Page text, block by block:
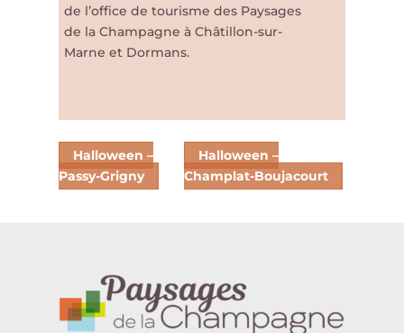
de l’office de tourisme des Paysages
de la Champagne à Châtillon-sur-
Marne et Dormans.
Halloween –
Passy-Grigny
Halloween –
Champlat-Boujacourt